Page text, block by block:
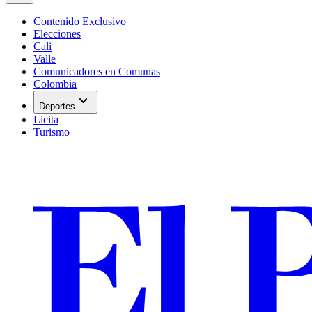
Contenido Exclusivo
Elecciones
Cali
Valle
Comunicadores en Comunas
Colombia
Deportes expand_more
Licita
Turismo